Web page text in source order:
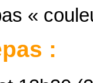
«
: